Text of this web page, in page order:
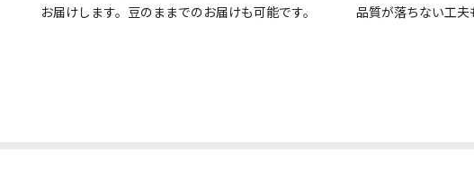
お届けします。豆のままでのお届けも可能です。
品質が落ちない工夫